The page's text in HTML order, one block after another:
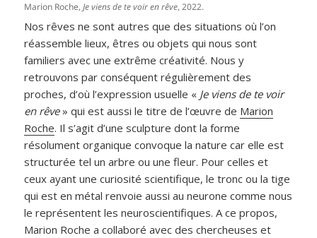
Marion Roche,Je viens de te voir en rêve, 2022.
Nos rêves ne sont autres que des situations où l’on
réassemble lieux, êtres ou objets qui nous sont
familiers avec une extrême créativité. Nous y
retrouvons par conséquent régulièrement des
proches, d’où l’expression usuelle « Je viens de te voir
en rêve» qui est aussi le titre de l’œuvre de Marion
Roche. Il s’agit d’une sculpture dont la forme
résolument organique convoque la nature car elle est
structurée tel un arbre ou une fleur. Pour celles et
ceux ayant une curiosité scientifique, le tronc ou la tige
qui est en métal renvoie aussi au neurone comme nous
le représentent les neuroscientifiques. A ce propos,
Marion Roche a collaboré avec des chercheuses et